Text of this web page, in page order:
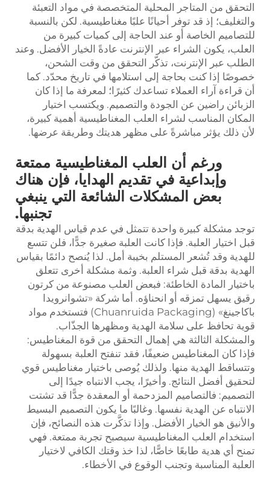
التحقق من المتاجر المحلية المتخصصة في مواد التعبئة
والتغليف؛ إذ قد توفر أحيانًا علبًا مغناطيسية. لكن بالنسبة
للتصاميم الخاصة أو عند الحاجة إلى كميات كبيرة من
العلب، يكون الشراء عبر الإنترنت عادةً الخيار الأفضل. وعند
الطلب عبر الإنترنت، تذكّر التحقق من وقت الشحن،
خصوصًا إذا كنت بحاجة إلى استلامها في تاريخ محدّد. كما
أن قراءة آراء العملاء تساعدك كثيرًا؛ لمعرفة ما إذا كان
الزبائن راضين عن الجودة والتصميم. ويكتسب اختيار
المكان المناسب لشراء العلب المغناطيسية أهمية كبيرة،
لأن ذلك يؤثر مباشرةً على مظهر هديتك وطريقة عرضها.
ورغم أن العلب المغناطيسية ممتعة
وإبداعية في تقديم الهدايا، فإن هناك
بعض المشكلات الشائعة التي ينبغي
تجنبها.
توجد مشكلة كبيرة واحدة تتمثل في عدم قياس الهدية بدقة
قبل اختيار العلبة. فإذا كانت العلبة صغيرة جدًّا، فلن تتسع
للهدية وقد تُشعر المستلم بخيبة أمل. لذا يُنصح دائمًا بقياس
الهدية بدقة قبل شراء العلبة. وثمة مشكلة أخرى تتعلق
باختيار المادة الخاطئة: فبعض العلب مصنوعة من كرتون
رقيق يسهل تمزقه أو انحناؤه. أما شركة «تشوانرويدا
باكاجينغ» (Chuanruida Packaging) فتستخدم مواد
قوية تحافظ على سلامة الهدية ومظهرها الجذّاب.
والمشكلة الثالثة هي إهمال التحقق من قوة المغناطيس:
فإذا كان المغناطيس ضعيفًا، فقد تنفتح العلبة بسهولة
وتتساقط الهدية منها. ولذلك يُوصى باختيار مغناطيس قوي
لتحقيق أفضل النتائج. وأخيرًا، يجب الانتباه جيدًا إلى
التصميم: فالتصاميم المزدحمة أو المعقدة جدًّا قد تشتت
الانتباه عن الهدية نفسها. وغالبًا ما يكون التصميم البسيط
والأنيق هو الخيار الأفضل. وإذا تذكَّرت هذه النصائح، فإن
استخدام العلب المغناطيسية سيصبح تجربة ممتعة. فهي
تمنح أي هدية طابعًا خاصًّا، لذا خذ وقتك الكافي لاختيار
العلبة المناسبة وتجنب الوقوع في الأخطاء.